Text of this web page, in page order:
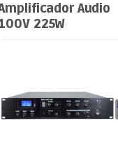
Audio
225W